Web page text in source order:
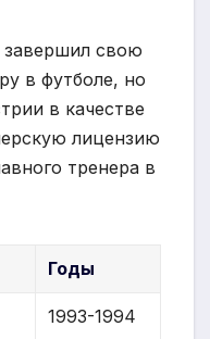
завершил свою
в футболе, но
в качестве
лицензию
тренера в
Годы
1993-1994